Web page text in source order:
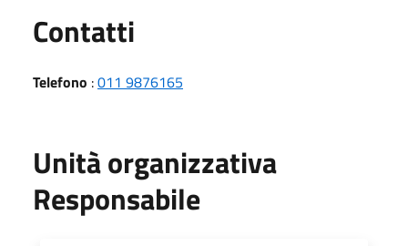
Contatti
Telefono :011 9876165
Unità organizzativa
Responsabile